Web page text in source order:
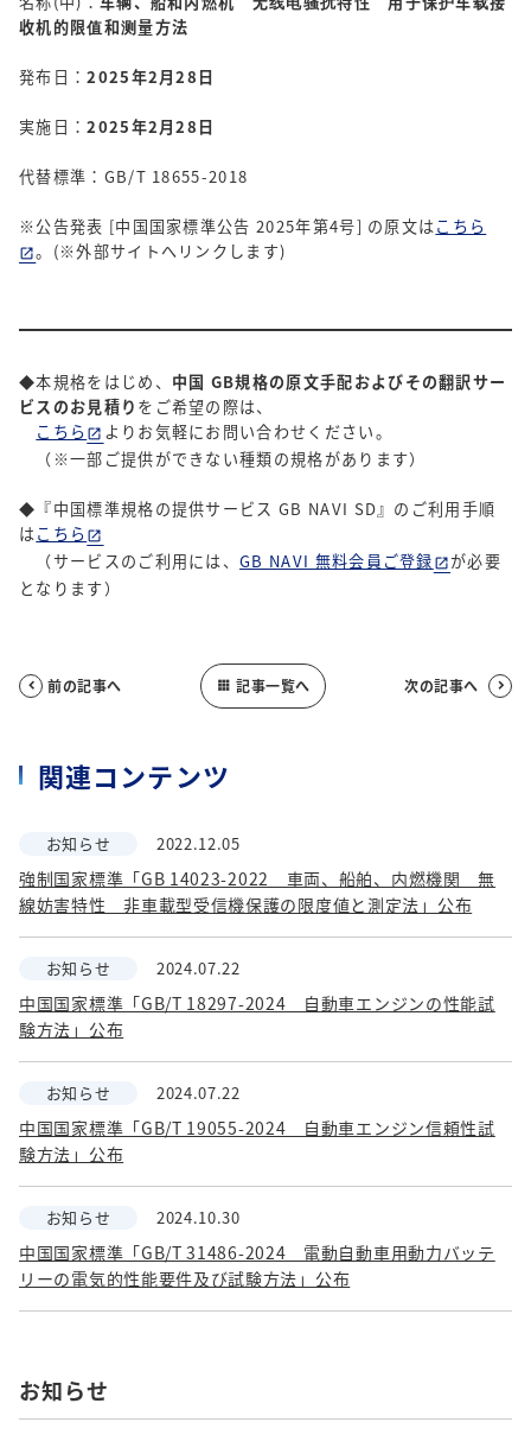
收机的限值和测量方法
発布日：2025年2月28日
実施日：2025年2月28日
代替標準：GB/T 18655-2018
※公告発表 [中国国家標準公告 2025年第4号] の原文はこちら
。(※外部サイトへリンクします)
◆本規格をはじめ、 中国 GB規格の原文手配およびその翻訳サー
ビスのお見積り をご希望の際は、
こちら
よりお気軽にお問い合わせください。
（※一部ご提供ができない種類の規格があります）
◆『中国標準規格の提供サービス GB NAVI SD』のご利用手順
はこちら
（サービスのご利用には、GB NAVI 無料会員ご登録
が必要
となります）
 前の記事へ  記事一覧へ 次の記事へ 
関連コンテンツ
お知らせ 2022.12.05
強制国家標準「GB 14023-2022 車両、船舶、内燃機関 無
線妨害特性 非車載型受信機保護の限度値と測定法」公布
お知らせ 2024.07.22
中国国家標準「GB/T 18297-2024 自動車エンジンの性能試
験方法」公布
お知らせ 2024.07.22
中国国家標準「GB/T 19055-2024 自動車エンジン信頼性試
験方法」公布
お知らせ 2024.10.30
中国国家標準「GB/T 31486-2024 電動自動車用動力バッテ
リーの電気的性能要件及び試験方法」公布
お知らせ